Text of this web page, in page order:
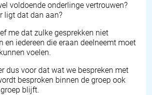
voldoende onderlinge vertrouwen?
ligt dat dan aan?
me dat zulke gesprekken niet
en iedereen die eraan deelneemt moet
voelen.
dus voor dat wat we bespreken met
besproken binnen de groep ook
blijft.